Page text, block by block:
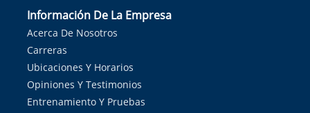
Información De La Empresa
Acerca De Nosotros
Carreras
Ubicaciones Y Horarios
Opiniones Y Testimonios
Entrenamiento Y Pruebas